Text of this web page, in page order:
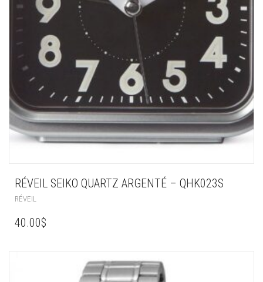
RÉVEIL SEIKO QUARTZ ARGENTÉ – QHK023S
RÉVEIL
40.00$